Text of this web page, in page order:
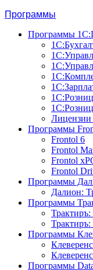
Программы
Программы
Программы
Frontol 6
Frontol
Frontol
Frontol
Программы
Далион:
Программы
Трактиръ:
Программы
Программы